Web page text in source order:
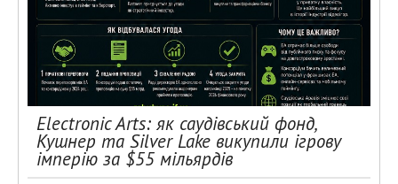
Electronic Arts: як саудівський фонд,
Кушнер та Silver Lake викупили ігрову
імперію за $55 мільярдів